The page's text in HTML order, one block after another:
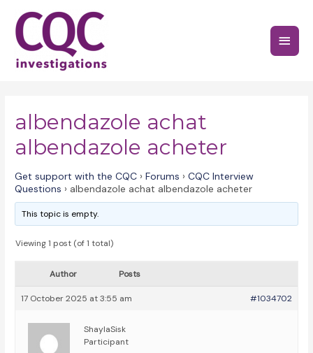
content
Main
albendazole achat
albendazole acheter
Get support with the CQC › Forums › CQC Interview
Questions › albendazole achat albendazole acheter
This topic is empty.
Viewing 1 post (of 1 total)
Author Posts
17 October 2025 at 3:55 am #1034702
ShaylaSisk
Participant